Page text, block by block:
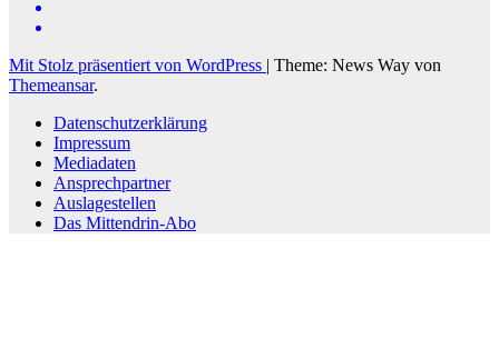
Mit Stolz präsentiert von WordPress | Theme: News Way von
Themeansar.
Datenschutzerklärung
Impressum
Mediadaten
Ansprechpartner
Auslagestellen
Das Mittendrin-Abo